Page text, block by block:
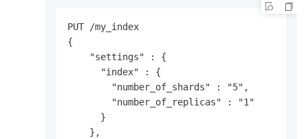
PUT /my_index
{
    "settings" : {
      "index" : {
        "number_of_shards" : "5",
        "number_of_replicas" : "1"
      }
    },